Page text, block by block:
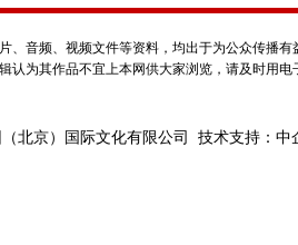
、音频、视频文件等资料，均出于为公众传播
认为其作品不宜上本网供大家浏览，请及时用
北京）国际文化有限公司 技术支持：